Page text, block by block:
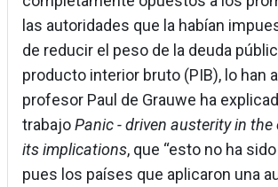
las autoridades que la habían
de reducir el peso de la deuda
producto interior bruto (PIB), lo han
profesor Paul de Grauwe ha
trabajoPanic - driven austerity in
its implications, que “esto no ha
pues los países que aplicaron una